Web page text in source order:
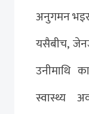
अनुगमन
यसैबीच,
उनीमाथि
स्वास्थ्य